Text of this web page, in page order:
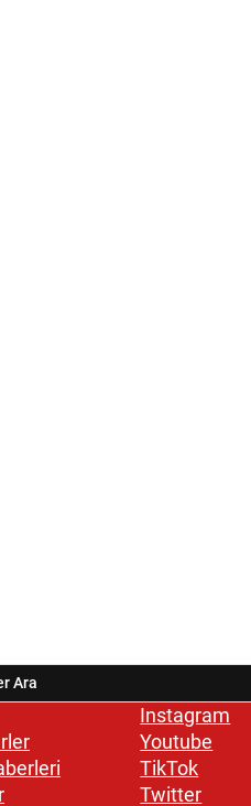
Instagram
Youtube
TikTok
Twitter